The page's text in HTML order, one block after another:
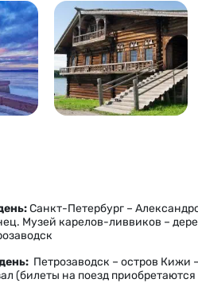
Санкт-Петербург –
Музей карелов-ливвиков –
Петрозаводск – остров
(билеты на поезд